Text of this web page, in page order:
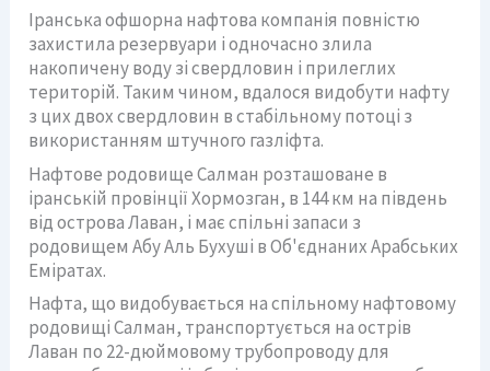
Іранська офшорна нафтова компанія повністю
захистила резервуари і одночасно злила
накопичену воду зі свердловин і прилеглих
територій. Таким чином, вдалося видобути нафту
з цих двох свердловин в стабільному потоці з
використанням штучного газліфта.
Нафтове родовище Салман розташоване в
іранській провінції Хормозган, в 144 км на південь
від острова Лаван, і має спільні запаси з
родовищем Абу Аль Бухуші в Об'єднаних Арабських
Еміратах.
Нафта, що видобувається на спільному нафтовому
родовищі Салман, транспортується на острів
Лаван по 22-дюймовому трубопроводу для